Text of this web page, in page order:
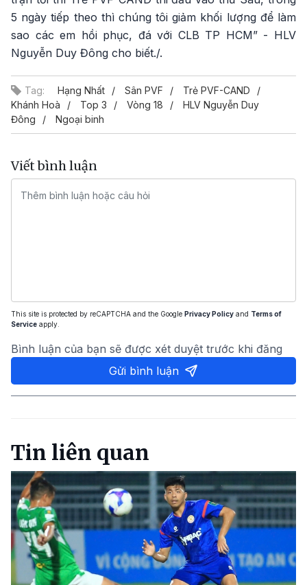
5 ngày tiếp theo thì chúng tôi giảm khối lượng để làm
sao các em hồi phục, đá với CLB TP HCM” - HLV
Nguyễn Duy Đông cho biết./.
Tag: Hạng Nhất Sân PVF
Trẻ PVF-CAND
Khánh Hoà
Top 3 Vòng 18
HLV Nguyễn Duy
Đông
Ngoại binh
Viết bình luận
This site is protected by reCAPTCHA and the Google Privacy Policy and Terms of
Service apply.
Bình luận của bạn sẽ được xét duyệt trước khi đăng
Gửi bình luận
Tin liên quan